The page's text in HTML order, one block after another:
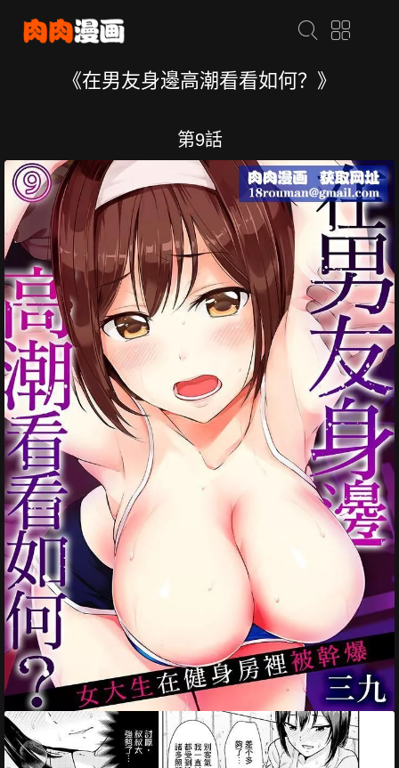
《在男友身邊高潮看看如何？》
第9話